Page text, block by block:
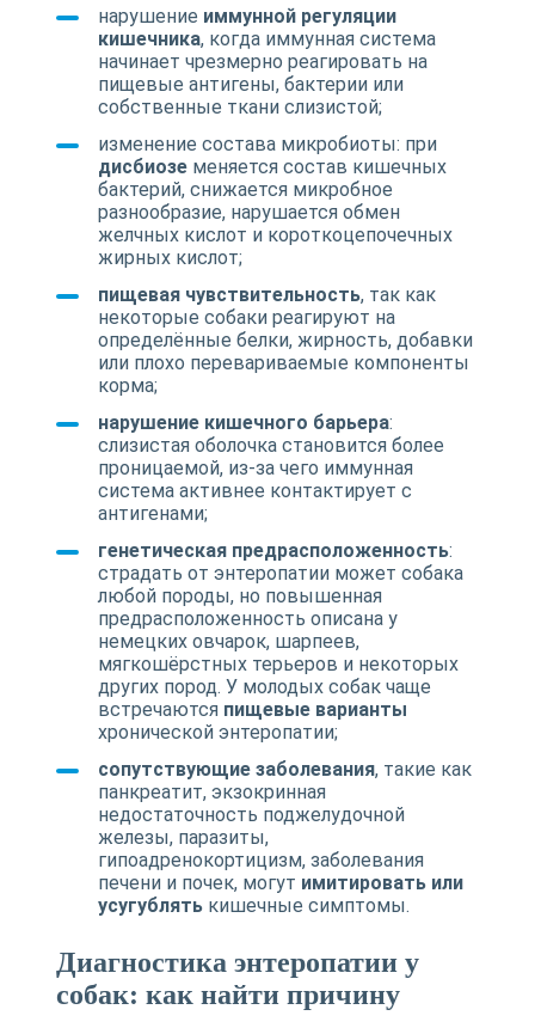
нарушение иммунной регуляции
кишечника, когда иммунная система
начинает чрезмерно реагировать на
пищевые антигены, бактерии или
собственные ткани слизистой;
изменение состава микробиоты: при
дисбиоземеняется состав кишечных
бактерий, снижается микробное
разнообразие, нарушается обмен
желчных кислот и короткоцепочечных
жирных кислот;
пищевая чувствительность, так как
некоторые собаки реагируют на
определённые белки, жирность, добавки
или плохо перевариваемые компоненты
корма;
нарушение кишечного барьера:
слизистая оболочка становится более
проницаемой, из-за чего иммунная
система активнее контактирует с
антигенами;
генетическая предрасположенность:
страдать от энтеропатии может собака
любой породы, но повышенная
предрасположенность описана у
немецких овчарок, шарпеев,
мягкошёрстных терьеров и некоторых
других пород. У молодых собак чаще
встречаются пищевые варианты
хронической энтеропатии;
сопутствующие заболевания, такие как
панкреатит, экзокринная
недостаточность поджелудочной
железы, паразиты,
гипоадренокортицизм, заболевания
печени и почек, могут имитировать или
усугублятькишечные симптомы.
Диагностика энтеропатии у
собак: как найти причину